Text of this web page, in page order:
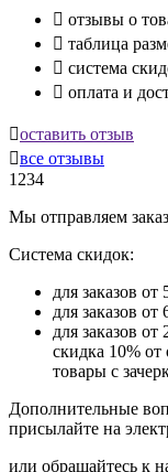
 отзывы о
 таблица
 система
 оплата и
оставить отзыв
все отзывы
1234
Мы отправляем
Система скидок:
для заказов от
для заказов
для заказов
скидка 10% от
товары с
Дополнительные
присылайте на
или обращайтесь к